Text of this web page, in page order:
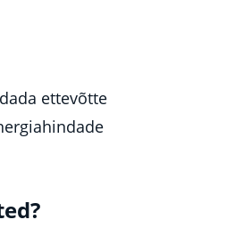
ettevõtte